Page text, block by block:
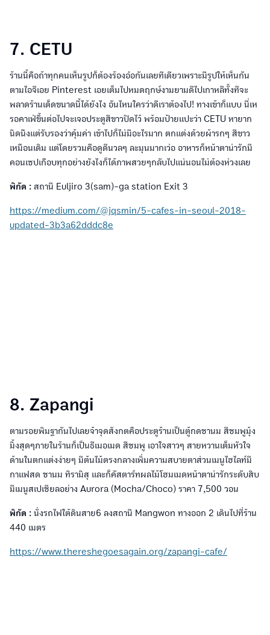
7. CETU
ร้านนี้คือถ้าทุกคนเห็นรูปก็ต้องร้องอ๋อกันเลยทีเดียวเพราะมีรูปให้เห็นกัน
ตามไอจีเอย Pinterest เอยเต็มไปหมดฤกษ์งามยามดีไปเกาหลีทั้งทีจะ
พลาดร้านเด็ดขนาดนี้ได้ยังไง อันไหนใครว่าดีเราต้องไป! ทางเข้าก็แบบ นี่เห
รอคาเฟ่ขึ้นต่อไปจะเจอประตูสีขาวปิดไว้ พร้อมป้ายแปะว่า CETU หายาก
นิดนึงแต่รับรองว่าคุ้มค่า เข้าไปก็ไม่มีอะไรมาก ตกแต่งด้วยผ้ารกๆ สีขาว
เหมือนเดิม แต่โดยรวมคือดูดีนวลๆ ละมุนมากเว่อ อาหารก็หน้าตาน่ารักมี
คอนเซปเกือบทุกอย่างยังไงก็ได้ภาพสวยๆกลับไปแน่นอนไม่ต้องห่วงเลย
พิกัด : สถานี Euljiro 3(sam)-ga station Exit 3
https://medium.com/@jqsmin/5-cafes-in-seoul-2018-
updated-3b3a62dddc8e
8. Zapangi
ตามรอยพิมฐากันไปเลยจ้าจุดสังกตคือประตูร้านเป็นตู้กดชานม สีชมพูมุ้ง
มิ้งสุดๆภายในร้านก็เป็นธีเมอเมด สีชมพู เอาใจสาวๆ สายหวานเต็มหัวใจ
ด้านในตกแต่งง่ายๆ มีต้นไม้ตรงกลางเพิ่มความสบายตาส่วนเมนูไฮไลท์มี
กาแฟสด ชานม ทิรามิสุ และก็คัสตาร์ทผลไม้โฮมเมดหน้าตาน่ารักระดับสิบ
มีเมนูสเปเชียลอย่าง Aurora (Mocha/Choco) ราคา 7,500 วอน
พิกัด : นั่งรถไฟใต้ดินสาย6 ลงสถานี Mangwon ทางออก 2 เดินไปที่ร้าน
440 เมตร
https://www.thereshegoesagain.org/zapangi-cafe/